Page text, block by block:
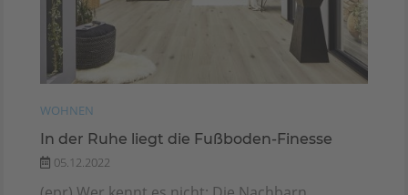
WOHNEN
In der Ruhe liegt die Fußboden-Finesse
05.12.2022